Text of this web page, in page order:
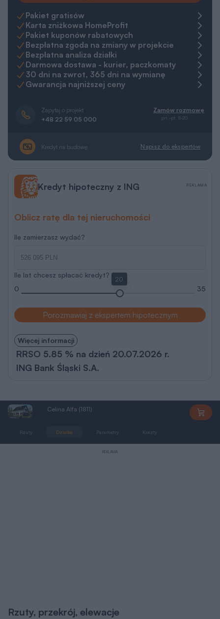
Pakiet gratisów
Karta zniżkowa HomeProfit
Pakiet kuponów rabatowych
Bezpłatna zgoda na zmiany w projekcie
Bezpłatna analiza działki
Darmowa dostawa - kurier, paczkomaty
30 dni na zwrot, 365 dni na wymianę
Gwarancja najniższej ceny
Zapytaj o projekt
+48 22 59 05 000
Zamów rozmowę
pn.-pt. 8-20
Kredyt na budowę Napisz do ekspertów
Kredyt hipoteczny z ING
Oblicz ratę dla tej nieruchomości
Ile zamierzasz wydać?
Ile lat chcesz spłacać kredyt?
0
20
35
Porozmawiaj z ekspertem hipotecznym
Więcej informacji
RRSO 5.85 % na dzień 20.07.2026 r.
ING Bank Śląski S.A.
REKLAMA
Celina Alfa (1811)
Rzuty Działka Parametry Koszty
REKLAMA
Rzuty, przekrój, elewacje